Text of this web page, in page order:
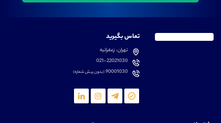
تماس بگیرید
تهران، زعفرانیه
021-22021030
90001030(بدون پیش شماره)